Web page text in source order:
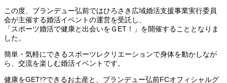
この度、ブランデュー弘前ではひろさき広域婚活支援事業実行委員
会が主催する婚活イベントの運営を受託し、
「スポーツ婚活で健康と出会いをＧET！」を開催することとなりま
した。
簡単・気軽にできるスポーツレクリエーションで身体を動かしなが
ら、交流を楽しむ婚活イベントです。
健康をGET!?できるお土産と、ブランデュー弘前FCオフィシャルグ